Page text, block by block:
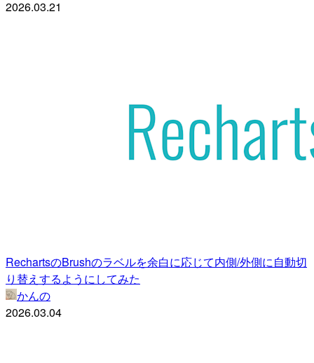
2026.03.21
RechartsのBrushのラベルを余白に応じて内側/外側に自動切
り替えするようにしてみた
かんの
2026.03.04